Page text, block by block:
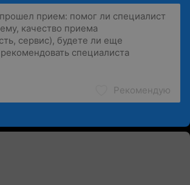
Рекомендую